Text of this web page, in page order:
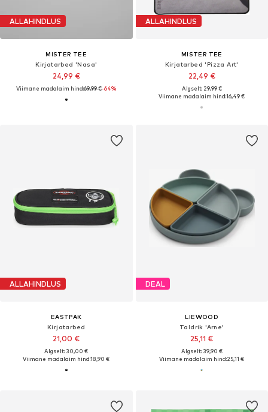
ALLAHINDLUS
MISTER TEE
Kirjatarbed 'Nasa'
24,99 €
Viimane madalaim hind:69,99 €-64%
ALLAHINDLUS
MISTER TEE
Kirjatarbed 'Pizza Art'
22,49 €
Algselt: 29,99 €
Viimane madalaim hind:16,49 €
ALLAHINDLUS
EASTPAK
Kirjatarbed
21,00 €
Algselt: 30,00 €
Viimane madalaim hind:18,90 €
DEAL
LIEWOOD
Taldrik 'Arne'
25,11 €
Algselt: 39,90 €
Viimane madalaim hind:25,11 €